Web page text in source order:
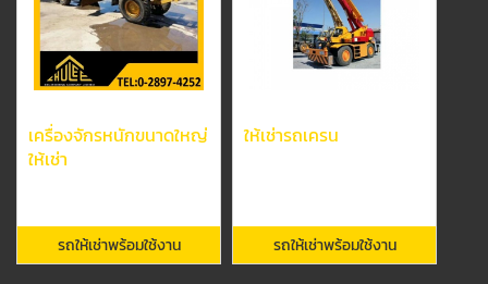
เครื่องจักรหนักขนาดใหญ่
ให้เช่า
รถให้เช่าพร้อมใช้งาน
ให้เช่ารถเครน
รถให้เช่าพร้อมใช้งาน